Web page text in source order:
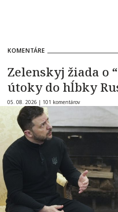
KOMENTÁRE
Zelenskyj žiada o
útoky do hĺbky
05. 08. 2026 | 101 komentárov